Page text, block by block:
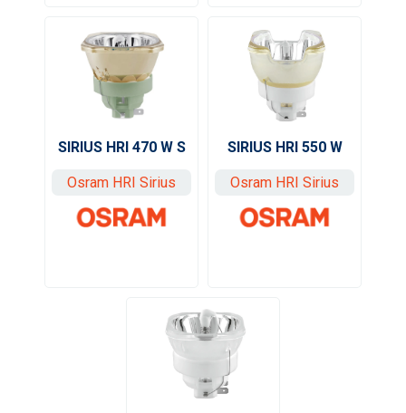
SIRIUS HRI 470 W S
Osram HRI Sirius
SIRIUS HRI 550 W
Osram HRI Sirius